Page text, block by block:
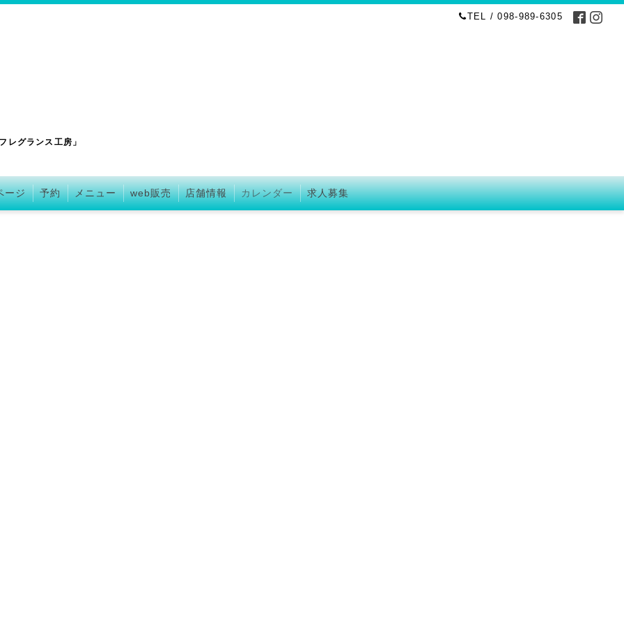
TEL / 098-989-6305
レグランス工房」
ージ 予約 メニュー web販売 店舗情報 カレンダー 求人募集